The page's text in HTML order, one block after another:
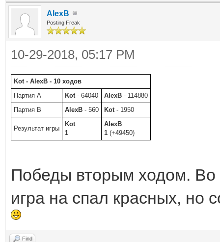
AlexB
Posting Freak
10-29-2018, 05:17 PM
Kot - AlexB - 10 ходов
Партия A
Kot - 64040 AlexB - 114880
Партия B
AlexB - 560 Kot - 1950
Результат игры
Kot
1
AlexB
1 (+49450)
Победы вторым ходом. Во
игра на спал красных, но
Find